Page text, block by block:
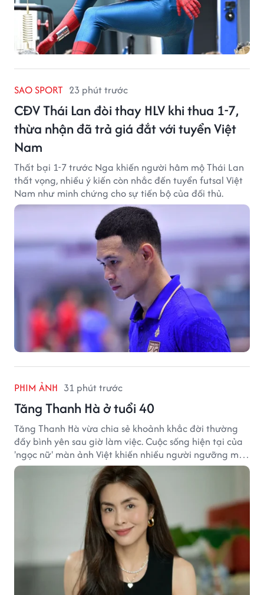
SAO SPORT 23 phút trước
CĐV Thái Lan đòi thay HLV khi thua 1-7,
thừa nhận đã trả giá đắt với tuyển Việt
Nam
Thất bại 1-7 trước Nga khiến người hâm mộ Thái Lan
thất vọng, nhiều ý kiến còn nhắc đến tuyển futsal Việt
Nam như minh chứng cho sự tiến bộ của đối thủ.
PHIM ẢNH 31 phút trước
Tăng Thanh Hà ở tuổi 40
Tăng Thanh Hà vừa chia sẻ khoảnh khắc đời thường
đầy bình yên sau giờ làm việc. Cuộc sống hiện tại của
'ngọc nữ' màn ảnh Việt khiến nhiều người ngưỡng mộ
sau hơn một thập kỷ rời xa ánh đèn sân khấu.